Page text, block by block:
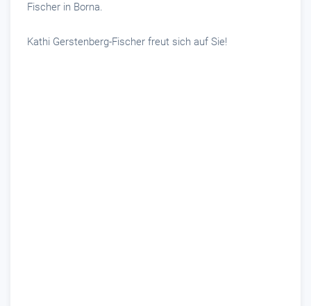
Fischer in Borna.
Kathi Gerstenberg-Fischer freut sich auf Sie!